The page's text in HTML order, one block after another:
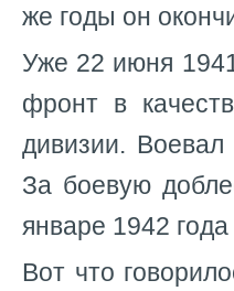
же годы он
Уже 22 июня
фронт в
дивизии.
За боевую
январе 1942
Вот что